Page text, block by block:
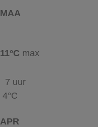
MAA
11°C max
7 uur
4°C
APR